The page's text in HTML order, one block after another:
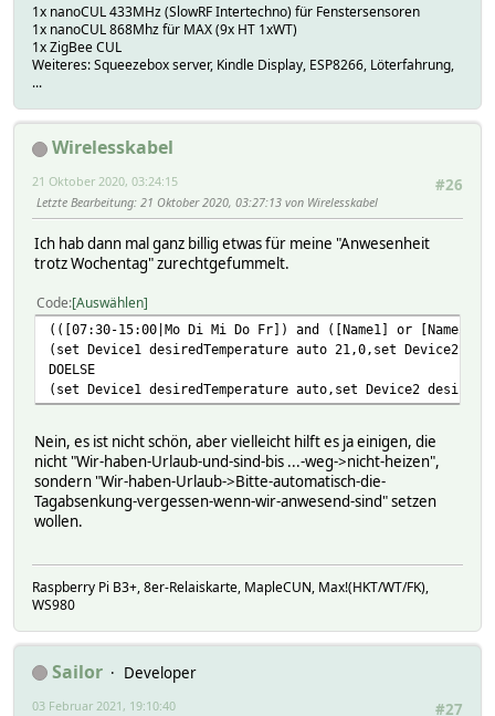
1x nanoCUL 433MHz (SlowRF Intertechno) für Fenstersensoren
1x nanoCUL 868Mhz für MAX (9x HT 1xWT)
1x ZigBee CUL
Weiteres: Squeezebox server, Kindle Display, ESP8266, Löterfahrung,
...
Wirelesskabel
#26
21 Oktober 2020, 03:24:15
Letzte Bearbeitung: 21 Oktober 2020, 03:27:13 von Wirelesskabel
Ich hab dann mal ganz billig etwas für meine "Anwesenheit
trotz Wochentag" zurechtgefummelt.
Code Auswählen
(([07:30-15:00|Mo Di Mi Do Fr]) and ([Name1] or [Name2]
(set Device1 desiredTemperature auto 21,0,set Device2
DOELSE
(set Device1 desiredTemperature auto,set Device2
Nein, es ist nicht schön, aber vielleicht hilft es ja einigen, die
nicht "Wir-haben-Urlaub-und-sind-bis ...-weg->nicht-heizen",
sondern "Wir-haben-Urlaub->Bitte-automatisch-die-
Tagabsenkung-vergessen-wenn-wir-anwesend-sind" setzen
wollen.
Raspberry Pi B3+, 8er-Relaiskarte, MapleCUN, Max!(HKT/WT/FK),
WS980
Sailor
Developer
#27
03 Februar 2021, 19:10:40